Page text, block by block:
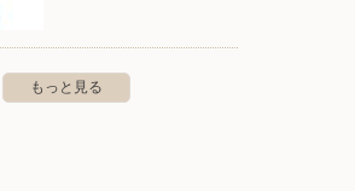
もっと見る